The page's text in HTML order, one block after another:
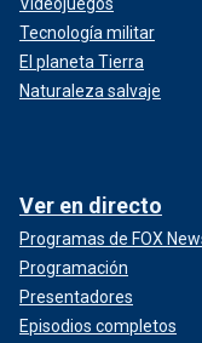
Tecnología militar
El planeta Tierra
Naturaleza salvaje
Ver en directo
Programas de FOX
Programación
Presentadores
Episodios completos